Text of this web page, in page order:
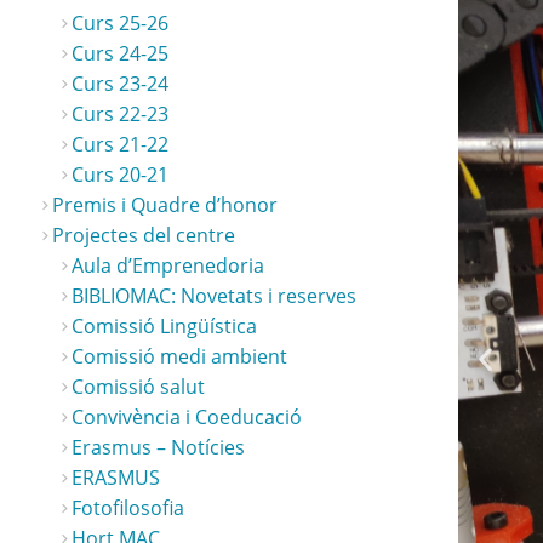
Curs 25-26
Curs 24-25
Curs 23-24
Curs 22-23
Curs 21-22
Curs 20-21
Premis i Quadre d’honor
Projectes del centre
Aula d’Emprenedoria
BIBLIOMAC: Novetats i reserves
Comissió Lingüística
Comissió medi ambient
Comissió salut
Convivència i Coeducació
Erasmus – Notícies
ERASMUS
Fotofilosofia